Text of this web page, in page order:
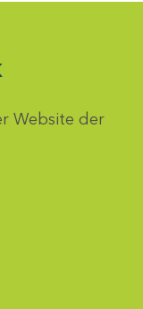
Website der